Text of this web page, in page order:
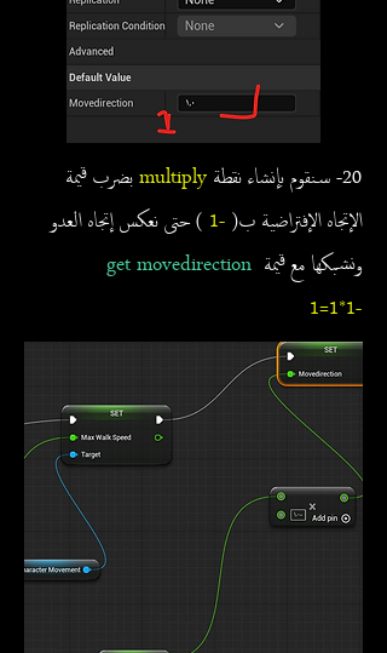
20- سنقوم بإنشاء نقطة multiplyبضرب قيمة
الإتجاه الإفتراضية ب( -1 ) حتى نعكس إتجاه العدو
ونشبكها مع قيمة get movedirection
-1*1=1